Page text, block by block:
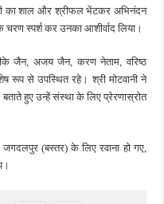
का शाल और श्रीफल भेंटकर अभिनंदन
स्पर्श कर उनका आशीर्वाद लिया।
जैन, अजय जैन, करण नेताम, वरिष्ठ
रूप से उपस्थित रहे। श्री मोटवानी ने
हुए उन्हें संस्था के लिए प्रेरणास्रोत
(बस्तर) के लिए रवाना हो गए,